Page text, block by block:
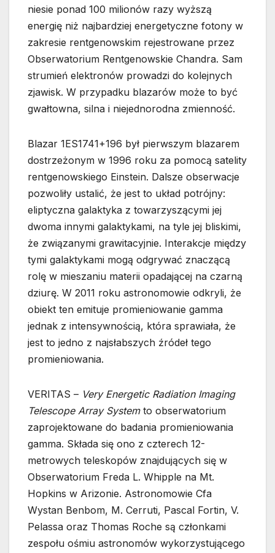
niesie ponad 100 milionów razy wyższą
energię niż najbardziej energetyczne fotony w
zakresie rentgenowskim rejestrowane przez
Obserwatorium Rentgenowskie Chandra. Sam
strumień elektronów prowadzi do kolejnych
zjawisk. W przypadku blazarów może to być
gwałtowna, silna i niejednorodna zmienność.
Blazar 1ES1741+196 był pierwszym blazarem
dostrzeżonym w 1996 roku za pomocą satelity
rentgenowskiego Einstein. Dalsze obserwacje
pozwoliły ustalić, że jest to układ potrójny:
eliptyczna galaktyka z towarzyszącymi jej
dwoma innymi galaktykami, na tyle jej bliskimi,
że związanymi grawitacyjnie. Interakcje między
tymi galaktykami mogą odgrywać znaczącą
rolę w mieszaniu materii opadającej na czarną
dziurę. W 2011 roku astronomowie odkryli, że
obiekt ten emituje promieniowanie gamma
jednak z intensywnością, która sprawiała, że
jest to jedno z najsłabszych źródeł tego
promieniowania.
VERITAS – Very Energetic Radiation Imaging
Telescope Array System to obserwatorium
zaprojektowane do badania promieniowania
gamma. Składa się ono z czterech 12-
metrowych teleskopów znajdujących się w
Obserwatorium Freda L. Whipple na Mt.
Hopkins w Arizonie. Astronomowie Cfa
Wystan Benbom, M. Cerruti, Pascal Fortin, V.
Pelassa oraz Thomas Roche są członkami
zespołu ośmiu astronomów wykorzystującego